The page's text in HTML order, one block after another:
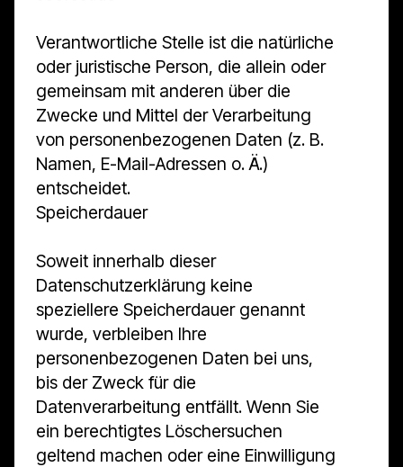
Verantwortliche Stelle ist die natürliche
oder juristische Person, die allein oder
gemeinsam mit anderen über die
Zwecke und Mittel der Verarbeitung
von personenbezogenen Daten (z. B.
Namen, E-Mail-Adressen o. Ä.)
entscheidet.
Speicherdauer
Soweit innerhalb dieser
Datenschutzerklärung keine
speziellere Speicherdauer genannt
wurde, verbleiben Ihre
personenbezogenen Daten bei uns,
bis der Zweck für die
Datenverarbeitung entfällt. Wenn Sie
ein berechtigtes Löschersuchen
geltend machen oder eine Einwilligung